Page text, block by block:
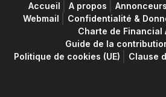
Accueil A propos Annonceurs
Webmail
Confidentialité &
Charte de Financial
Guide de la
Politique de cookies (UE)
Clause